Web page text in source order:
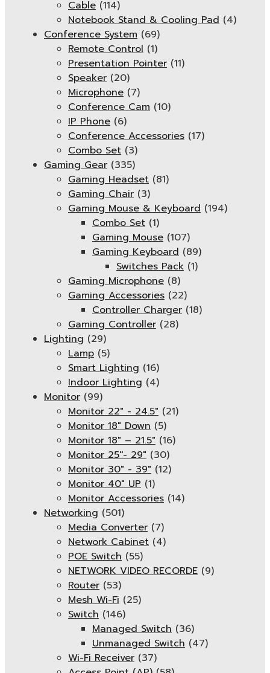
Cable (114)
Notebook Stand & Cooling Pad (4)
Conference System (69)
Remote Control (1)
Presentation Pointer (11)
Speaker (20)
Microphone (7)
Conference Cam (10)
IP Phone (6)
Conference Accessories (17)
Combo Set (3)
Gaming Gear (335)
Gaming Headset (81)
Gaming Chair (3)
Gaming Mouse & Keyboard (194)
Combo Set (1)
Gaming Mouse (107)
Gaming Keyboard (89)
Switches Pack (1)
Gaming Microphone (8)
Gaming Accessories (22)
Controller Charger (18)
Gaming Controller (28)
Lighting (29)
Lamp (5)
Smart Lighting (16)
Indoor Lighting (4)
Monitor (99)
Monitor 22" - 24.5" (21)
Monitor 18" Down (5)
Monitor 18″ – 21.5″ (16)
Monitor 25''- 29" (30)
Monitor 30" - 39" (12)
Monitor 40" UP (1)
Monitor Accessories (14)
Networking (501)
Media Converter (7)
Network Cabinet (4)
POE Switch (55)
NETWORK VIDEO RECORDE (9)
Router (53)
Mesh Wi-Fi (25)
Switch (146)
Managed Switch (36)
Unmanaged Switch (47)
Wi-Fi Receiver (37)